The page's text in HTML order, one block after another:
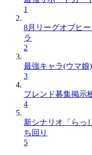
1
8月リーグオブヒ
ラ
2
最強キャラ(ウマ
3
フレンド募集掲示
4
新シナリオ「らっ
ち回り
5